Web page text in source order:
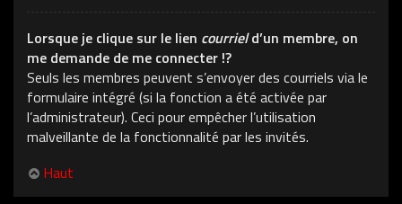
Lorsque je clique sur le lien courrield’un membre, on
me demande de me connecter !?
Seuls les membres peuvent s’envoyer des courriels via le
formulaire intégré (si la fonction a été activée par
l’administrateur). Ceci pour empêcher l’utilisation
malveillante de la fonctionnalité par les invités.
Haut